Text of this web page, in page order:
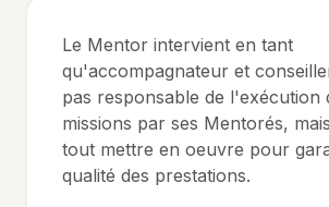
Le Mentor intervient en tant
qu'accompagnateur et
pas responsable de l'exécution
missions par ses Mentorés,
tout mettre en oeuvre pour
qualité des prestations.